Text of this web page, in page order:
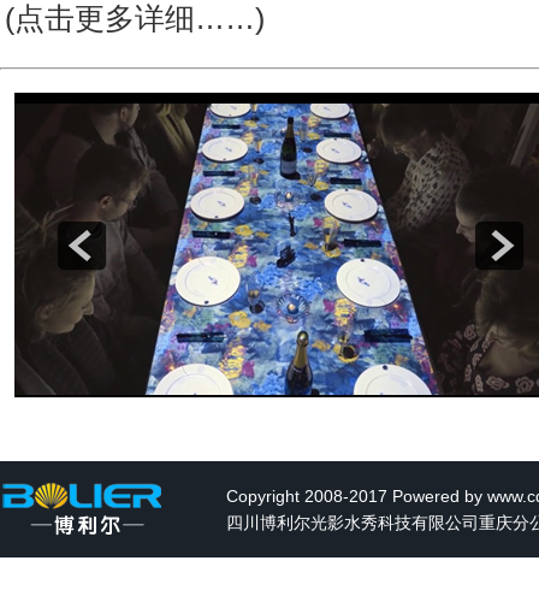
(点击更多详细……)
Copyright 2008-2017 Powered by
四川博利尔光影水秀科技有限公司重庆